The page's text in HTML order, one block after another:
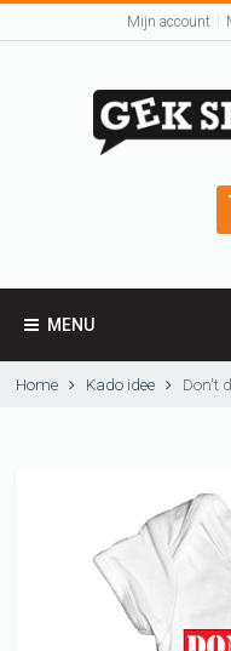
Mijn account
MENU
Home Kado idee Don't